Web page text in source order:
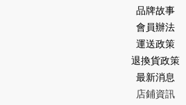
品牌故事
會員辦法
運送政策
退換貨政策
最新消息
店鋪資訊